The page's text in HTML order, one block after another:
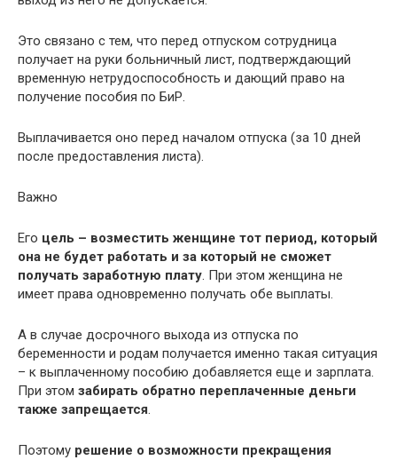
Это связано с тем, что перед отпуском сотрудница
получает на руки больничный лист, подтверждающий
временную нетрудоспособность и дающий право на
получение пособия по БиР.
Выплачивается оно перед началом отпуска (за 10 дней
после предоставления листа).
Важно
Его цель – возместить женщине тот период, который
она не будет работать и за который не сможет
получать заработную плату. При этом женщина не
имеет права одновременно получать обе выплаты.
А в случае досрочного выхода из отпуска по
беременности и родам получается именно такая ситуация
– к выплаченному пособию добавляется еще и зарплата.
При этом забирать обратно переплаченные деньги
также запрещается.
Поэтому решение о возможности прекращения